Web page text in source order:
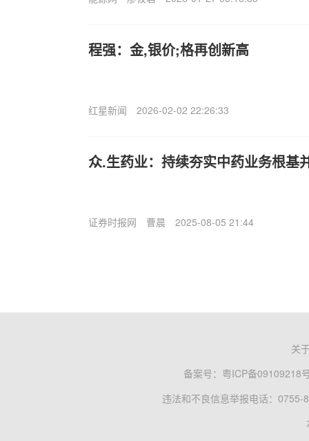
程强：金,银价;格再创新高
红星新闻 2026-02-02 22:26:33
众.生药业：持续夯实中药业务根基
证券时报网 曹晨 2025-08-05 21:44
关
备案号： 粤ICP备09109218
违法和不良信息举报电话：0755-